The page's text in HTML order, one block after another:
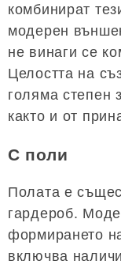
комбинират
модерен
не винаги се
Целостта на
голяма степен
както и от
С поли
Полата е
гардероб.
формирането
включва